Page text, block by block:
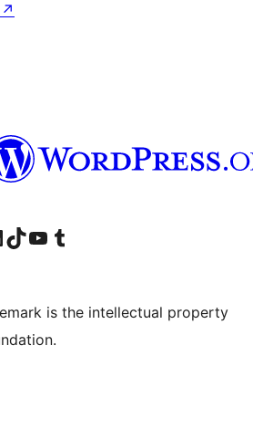
↗
যাওক
আমাৰ TikTok একাউণ্টলৈ যাওকআমাৰ YouTube চেনেললৈ যাওকআমাৰ Tumblr একাউণ্টলৈ যাওক
is the intellectual property